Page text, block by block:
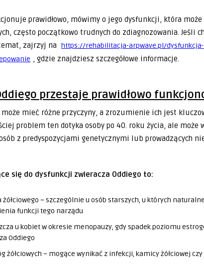
prawidłowo, mówimy o jego dysfunkcji, która może
często początkowo trudnych do zdiagnozowania. Jeśli
zajrzyj na https://rehabilitacja-arpwave.pl/
, gdzie znajdziesz szczegółowe informacje.
przestaje prawidłowo
może mieć różne przyczyny, a zrozumienie ich jest
problem ten dotyka osoby po 40. roku życia, ale może
z predyspozycjami genetycznymi lub prowadzących
się do dysfunkcji zwieracza Oddiego to:
– szczególnie u osób starszych, u których
funkcji tego narządu
u kobiet w okresie menopauzy, gdy spadek poziomu
Oddiego
żółciowych – mogące wynikać z infekcji, kamicy żółciowej